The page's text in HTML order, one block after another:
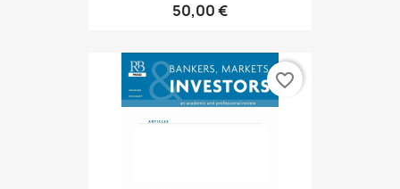
50,00 €
favorite_border